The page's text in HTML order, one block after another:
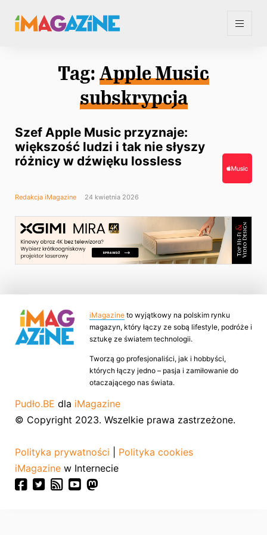
Tag: Apple Music
subskrypcja
Szef Apple Music przyznaje:
większość ludzi i tak nie słyszy
różnicy w dźwięku lossless
Redakcja iMagazine 24 kwietnia 2026
iMagazine to wyjątkowy na polskim rynku
magazyn, który łączy ze sobą lifestyle, podróże i
sztukę ze światem technologii.
Tworzą go profesjonaliści, jak i hobbyści,
których łączy jedno – pasja i zamiłowanie do
otaczającego nas świata.
Pudło.BE dla iMagazine
© Copyright 2023. Wszelkie prawa zastrzeżone.
Polityka prywatności
Polityka cookies
iMagazine w Internecie